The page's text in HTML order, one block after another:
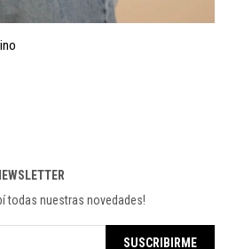
todas nuestras novedades!
SUSCRIBIRME